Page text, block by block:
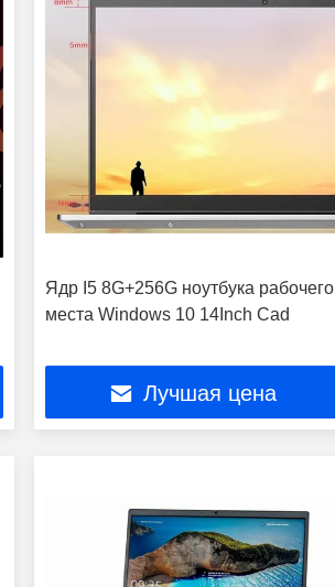
Ядр I5 8G+256G ноутбука рабочего
места Windows 10 14Inch Cad
Лучшая цена